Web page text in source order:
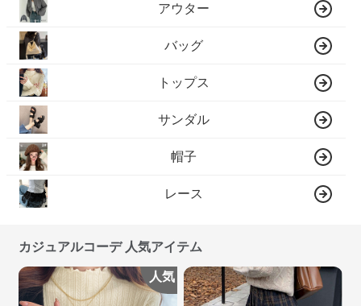
アウター
バッグ
トップス
サンダル
帽子
レース
カジュアルコーデ 人気アイテム
人気